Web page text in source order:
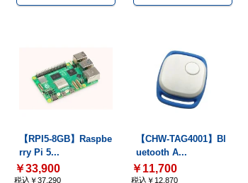
【RPI5-8GB】Raspbe
rry Pi 5...
￥33,900
税込￥37,290
【CHW-TAG4001】Bl
uetooth A...
￥11,700
税込￥12,870